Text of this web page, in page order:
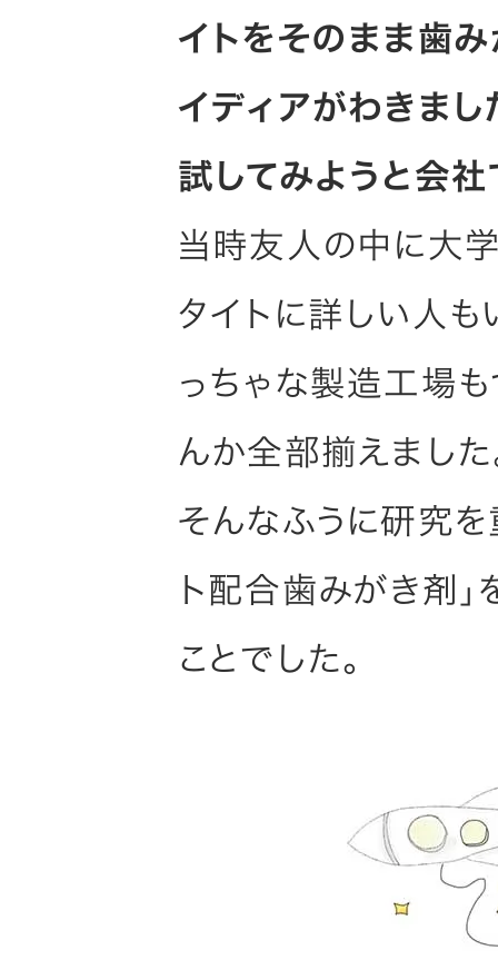
イトをそのまま歯み
イディアがわきまし
試してみようと会社
当時友人の中に大
タイトに詳しい人も
っちゃな製造工場も
んか全部揃えました
そんなふうに研究を
ト配合歯みがき剤
ことでした。